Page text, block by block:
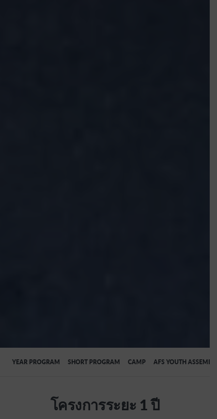
YEAR PROGRAM SHORT PROGRAM CAMP AFS YOUTH
โครงการระยะ 1 ปี